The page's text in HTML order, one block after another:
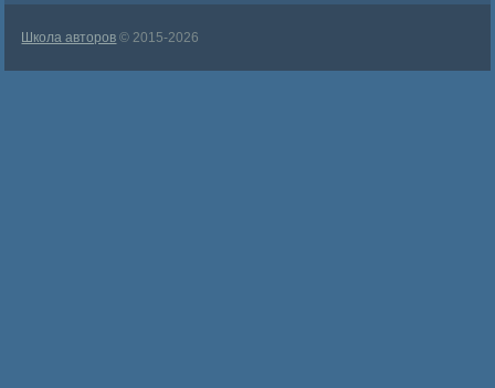
Школа авторов © 2015-2026